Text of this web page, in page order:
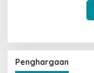
Penghargaan